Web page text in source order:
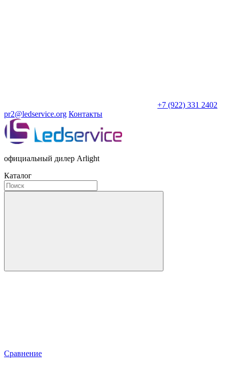
+7 (922) 331 2402
pr2@ledservice.org Контакты
официальный дилер Arlight
Каталог
Сравнение